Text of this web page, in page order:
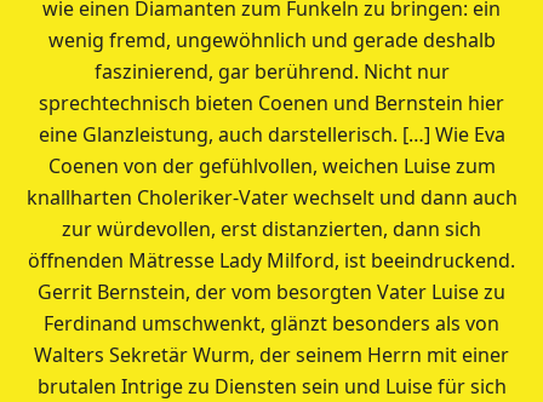
wie einen Diamanten zum Funkeln zu bringen: ein
wenig fremd, ungewöhnlich und gerade deshalb
faszinierend, gar berührend. Nicht nur
sprechtechnisch bieten Coenen und Bernstein hier
eine Glanzleistung, auch darstellerisch. […] Wie Eva
Coenen von der gefühlvollen, weichen Luise zum
knallharten Choleriker-Vater wechselt und dann auch
zur würdevollen, erst distanzierten, dann sich
öffnenden Mätresse Lady Milford, ist beeindruckend.
Gerrit Bernstein, der vom besorgten Vater Luise zu
Ferdinand umschwenkt, glänzt besonders als von
Walters Sekretär Wurm, der seinem Herrn mit einer
brutalen Intrige zu Diensten sein und Luise für sich